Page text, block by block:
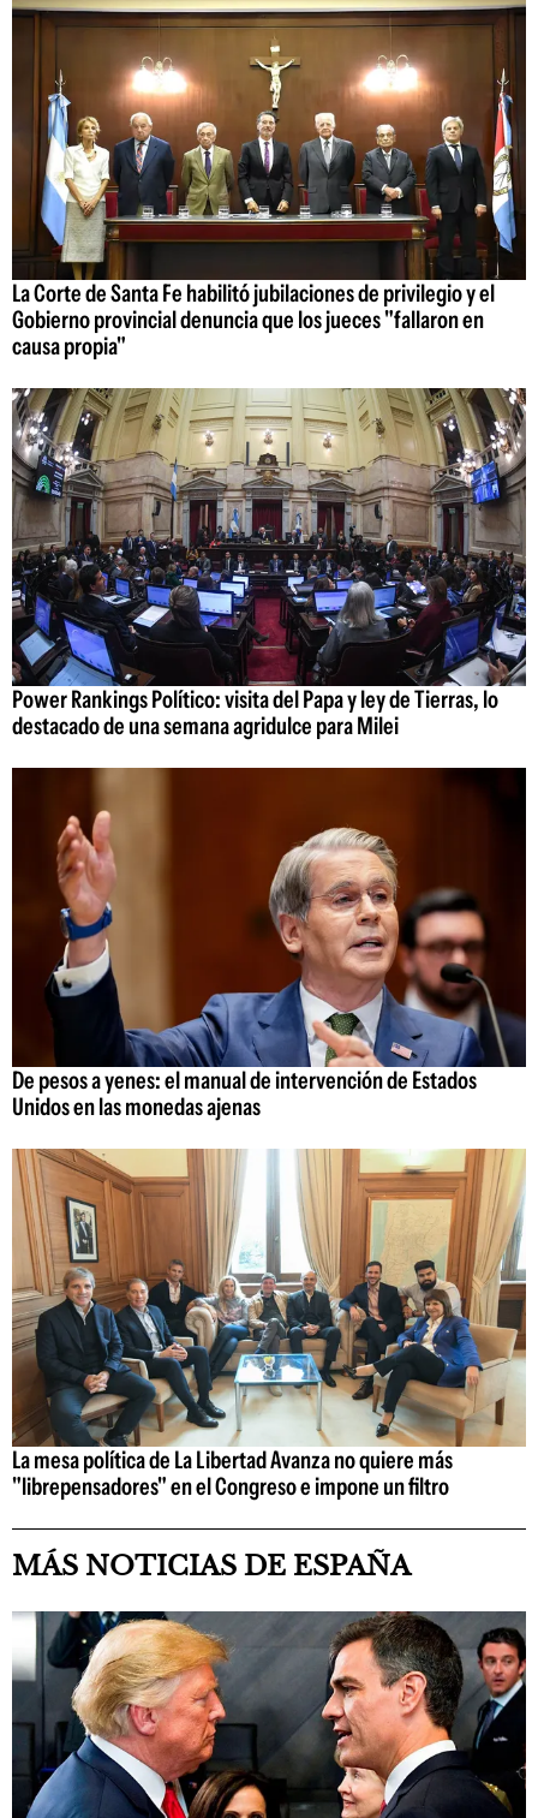
La Corte de Santa Fe habilitó jubilaciones de privilegio y el
Gobierno provincial denuncia que los jueces "fallaron en
causa propia"
Power Rankings Político: visita del Papa y ley de Tierras, lo
destacado de una semana agridulce para Milei
De pesos a yenes: el manual de intervención de Estados
Unidos en las monedas ajenas
La mesa política de La Libertad Avanza no quiere más
"librepensadores" en el Congreso e impone un filtro
MÁS NOTICIAS DE ESPAÑA